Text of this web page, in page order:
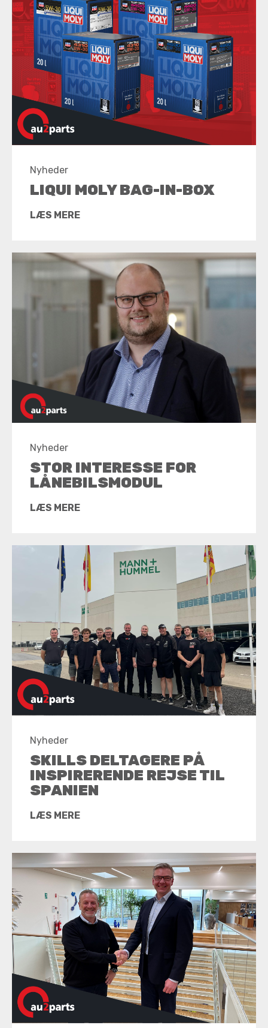
Nyheder
LIQUI MOLY BAG-IN-BOX
LÆS MERE
Nyheder
STOR INTERESSE FOR
LÅNEBILSMODUL
LÆS MERE
Nyheder
SKILLS DELTAGERE PÅ
INSPIRERENDE REJSE TIL
SPANIEN
LÆS MERE